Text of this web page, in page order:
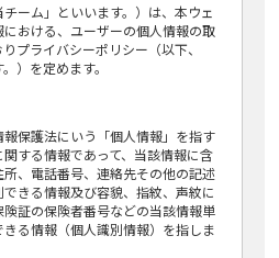
ーム」といいます。）は、本ウェ
おける、ユーザーの個人情報の取
プライバシーポリシー（以下、
）を定めます。
報保護法にいう「個人情報」を指す
する情報であって、当該情報に含
、電話番号、連絡先その他の記述
きる情報及び容貌、指紋、声紋に
証の保険者番号などの当該情報単
る情報（個人識別情報）を指しま